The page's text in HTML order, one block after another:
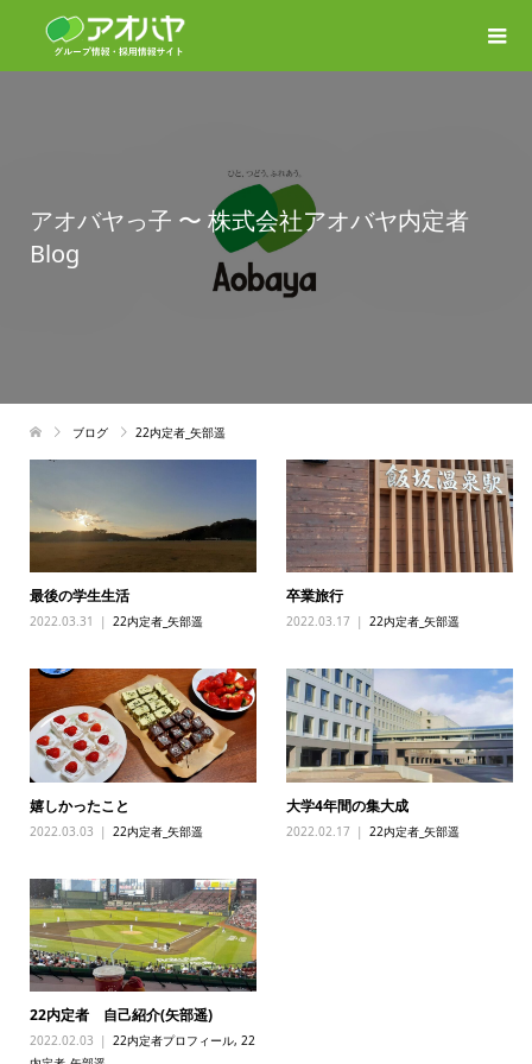
アオバヤっ子 〜 株式会社アオバヤ内定者
Blog
ブログ 22内定者_矢部遥
最後の学生生活
2022.03.31 22内定者_矢部遥
卒業旅行
2022.03.17 22内定者_矢部遥
嬉しかったこと
2022.03.03 22内定者_矢部遥
大学4年間の集大成
2022.02.17 22内定者_矢部遥
22内定者 自己紹介(矢部遥)
2022.02.03 22内定者プロフィール, 22